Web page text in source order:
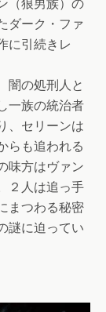
ダーク・ファ
に引続きレ
闇の処刑人と
一族の統治者
、セリーンは
らも追われる
味方はヴァン
２人は追っ手
まつわる秘密
謎に迫ってい